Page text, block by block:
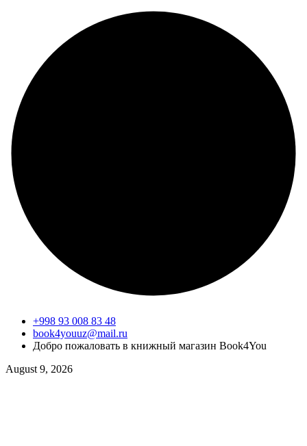
+998 93 008 83 48
book4youuz@mail.ru
Добро пожаловать в книжный магазин Book4You
August 9, 2026